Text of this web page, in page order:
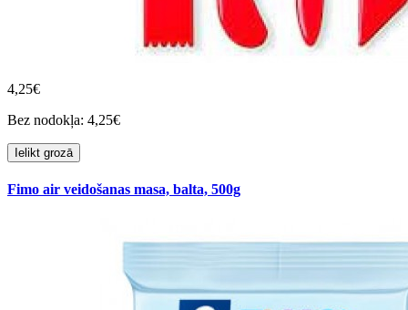
4,25€
Bez nodokļa: 4,25€
Ielikt grozā
Fimo air veidošanas masa, balta, 500g